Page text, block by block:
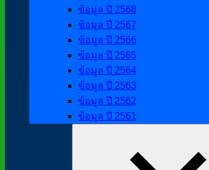
ข้อมูล ปี 2568
ข้อมูล ปี 2567
ข้อมูล ปี 2566
ข้อมูล ปี 2565
ข้อมูล ปี 2564
ข้อมูล ปี 2563
ข้อมูล ปี 2562
ข้อมูล ปี 2561